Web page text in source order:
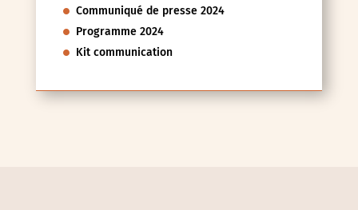
Communiqué de presse 2024
Programme 2024
Kit communication